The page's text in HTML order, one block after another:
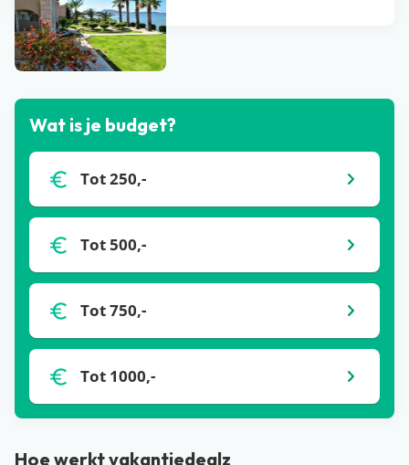
Bekijk alle blogs
Wat is je budget?
Tot 250,-
Tot 500,-
Tot 750,-
Tot 1000,-
Hoe werkt vakantiedealz